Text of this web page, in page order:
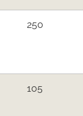
250
105